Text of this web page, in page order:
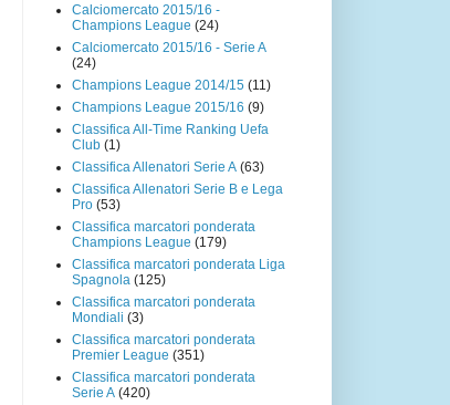
Calciomercato 2015/16 -
Champions League (24)
Calciomercato 2015/16 - Serie A
(24)
Champions League 2014/15 (11)
Champions League 2015/16 (9)
Classifica All-Time Ranking Uefa
Club (1)
Classifica Allenatori Serie A (63)
Classifica Allenatori Serie B e Lega
Pro (53)
Classifica marcatori ponderata
Champions League (179)
Classifica marcatori ponderata Liga
Spagnola (125)
Classifica marcatori ponderata
Mondiali (3)
Classifica marcatori ponderata
Premier League (351)
Classifica marcatori ponderata
Serie A (420)